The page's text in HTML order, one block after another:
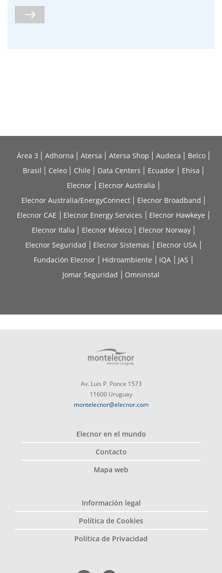
Área 3 Adhorna Atersa Atersa Shop Audeca
Belco
Brasil
Celeo Chile Data Centers Ecuador
Ehisa
Elecnor
Elecnor Australia
Elecnor Australia/EnergyConnect
Elecnor Broadband
Elecnor CAE
Elecnor Energy Services
Elecnor Hawkeye
Elecnor Italia
Elecnor México
Elecnor Norway
Elecnor Seguridad
Elecnor Sistemas
Elecnor USA
Fundación Elecnor
Hidroambiente IQA
JAS
Jomar Seguridad
Omninstal
Av. Luis P. Ponce 1573
11600 Uruguay
montelecnor@elecnor.com
Elecnor en el mundo
Contacto
Mapa web
Información legal
Política de Cookies
Politica de Privacidad